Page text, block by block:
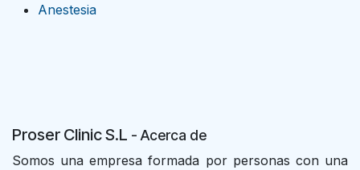
Anestesia
Proser Clinic S.L - Acerca de
Somos una empresa formada por personas con una